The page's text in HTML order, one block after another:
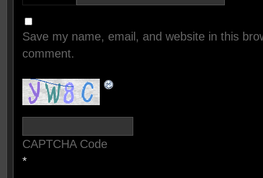
Save my name, email, and website in this
comment.
CAPTCHA Code
*